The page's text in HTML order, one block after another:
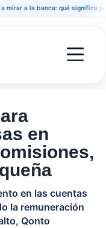
la banca: qué significa para
en
en las cuentas
la remuneración
Qonto